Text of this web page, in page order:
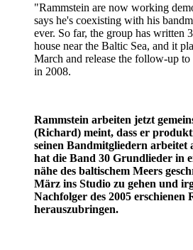
"Rammstein are now working
says he's coexisting with his
ever. So far, the group has written
house near the Baltic Sea, and it
March and release the follow-up
in 2008.
Rammstein arbeiten jetzt
(Richard) meint, dass er
seinen Bandmitgliedern arbeitet
hat die Band 30 Grundlieder in
nähe des baltischem Meers
März ins Studio zu gehen und
Nachfolger des 2005 erschienen
herauszubringen.